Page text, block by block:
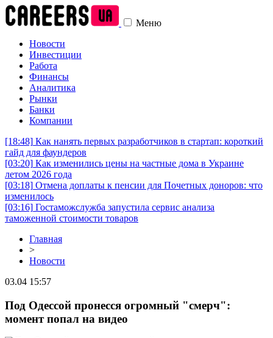
Меню
Новости
Инвестиции
Работа
Финансы
Аналитика
Рынки
Банки
Компании
[18:48] Как нанять первых разработчиков в стартап: короткий
гайд для фаундеров
[03:20] Как изменились цены на частные дома в Украине
летом 2026 года
[03:18] Отмена доплаты к пенсии для Почетных доноров: что
изменилось
[03:16] Гостаможслужба запустила сервис анализа
таможенной стоимости товаров
Главная
>
Новости
03.04 15:57
Под Одессой пронесся огромный "смерч":
момент попал на видео